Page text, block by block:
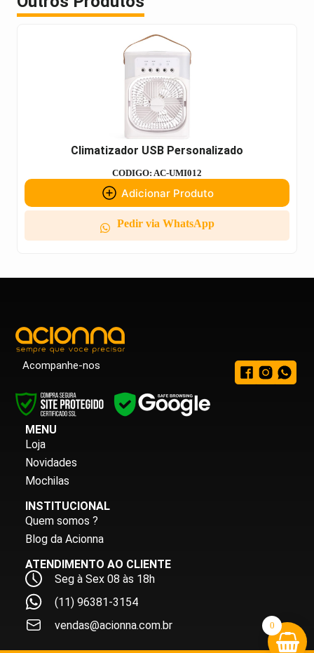
Climatizador USB Personalizado
CODIGO: AC-UMI012
Adicionar Produto
Pedir via WhatsApp
Acompanhe-nos
MENU
Loja
Novidades
Mochilas
INSTITUCIONAL
Quem somos ?
Blog da Acionna
ATENDIMENTO AO CLIENTE
Seg à Sex 08 às 18h
(11) 96381-3154
vendas@acionna.com.br
0